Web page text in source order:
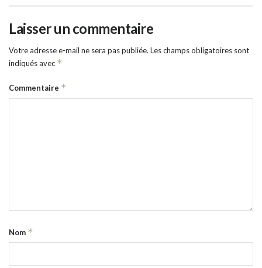
Laisser un commentaire
Votre adresse e-mail ne sera pas publiée. Les champs obligatoires sont
indiqués avec *
Commentaire *
Nom *